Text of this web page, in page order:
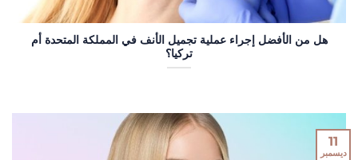
هل من الأفضل إجراء عملية تجميل الأنف في المملكة المتحدة أم
تركيا؟
11
ديسمبر